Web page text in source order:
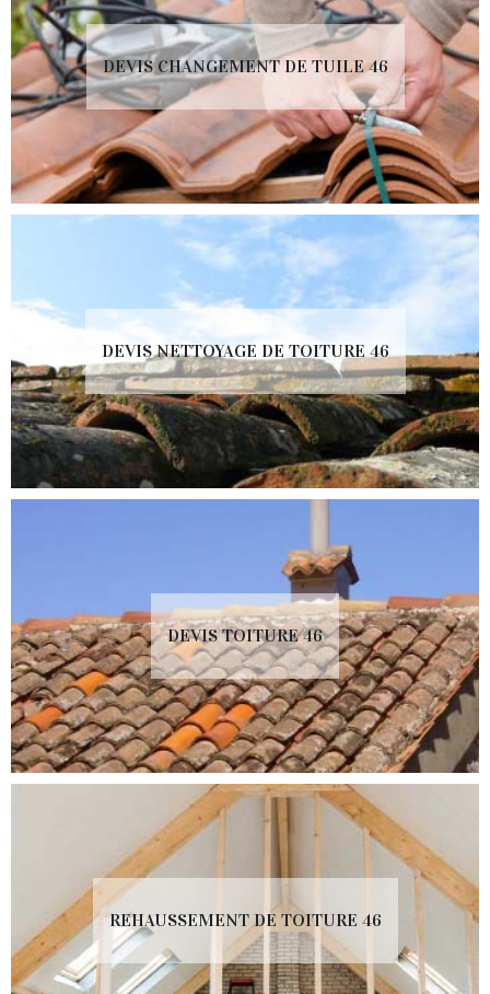
DEVIS CHANGEMENT DE TUILE 46
DEVIS NETTOYAGE DE TOITURE 46
DEVIS TOITURE 46
REHAUSSEMENT DE TOITURE 46